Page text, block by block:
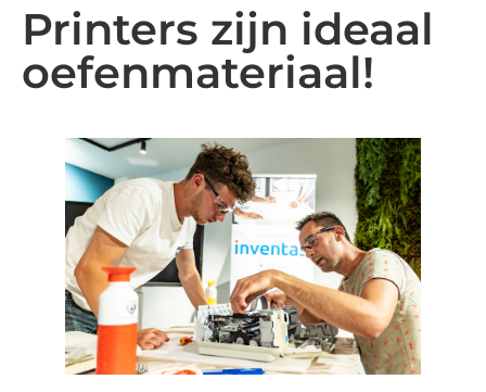
Printers zijn ideaal
oefenmateriaal!